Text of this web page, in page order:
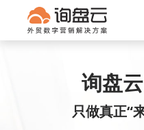
首页
客户案例
内容社区
询盘
只做真正“